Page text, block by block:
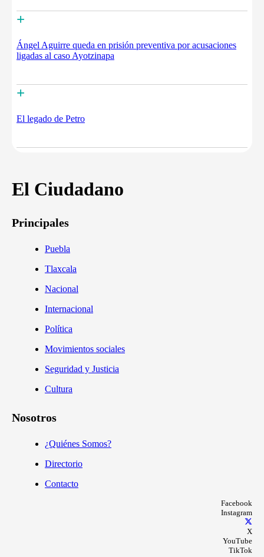
+
Ángel Aguirre queda en prisión preventiva por acusaciones
ligadas al caso Ayotzinapa
+
El legado de Petro
El Ciudadano
Principales
Puebla
Tlaxcala
Nacional
Internacional
Política
Movimientos sociales
Seguridad y Justicia
Cultura
Nosotros
¿Quiénes Somos?
Directorio
Contacto
Facebook
Instagram
X
YouTube
TikTok